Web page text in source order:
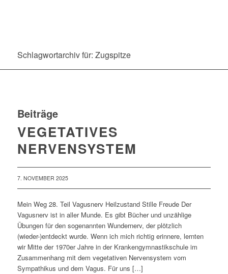
Schlagwortarchiv für: Zugspitze
Beiträge
VEGETATIVES
NERVENSYSTEM
7. NOVEMBER 2025
Mein Weg 28. Teil Vagusnerv Heilzustand Stille Freude Der
Vagusnerv ist in aller Munde. Es gibt Bücher und unzählige
Übungen für den sogenannten Wundernerv, der plötzlich
(wieder-)entdeckt wurde. Wenn ich mich richtig erinnere, lernten
wir Mitte der 1970er Jahre in der Krankengymnastikschule im
Zusammenhang mit dem vegetativen Nervensystem vom
Sympathikus und dem Vagus. Für uns […]